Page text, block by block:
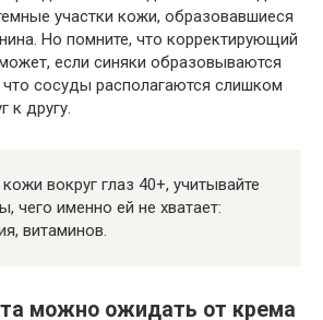
участки кожи, образовавшиеся
Но помните, что корректирующий
если синяки образовываются
что сосуды располагаются слишком
к другу.
вокруг глаз 40+, учитывайте
чего именно ей не хватает:
витаминов.
можно ожидать от крема